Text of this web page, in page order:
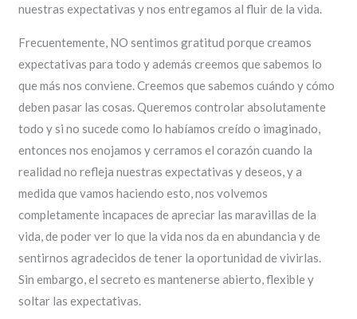
nuestras expectativas y nos entregamos al fluir de la vida.
Frecuentemente, NO sentimos gratitud porque creamos
expectativas para todo y además creemos que sabemos lo
que más nos conviene. Creemos que sabemos cuándo y cómo
deben pasar las cosas. Queremos controlar absolutamente
todo y si no sucede como lo habíamos creído o imaginado,
entonces nos enojamos y cerramos el corazón cuando la
realidad no refleja nuestras expectativas y deseos, y a
medida que vamos haciendo esto, nos volvemos
completamente incapaces de apreciar las maravillas de la
vida, de poder ver lo que la vida nos da en abundancia y de
sentirnos agradecidos de tener la oportunidad de vivirlas.
Sin embargo, el secreto es mantenerse abierto, flexible y
soltar las expectativas.